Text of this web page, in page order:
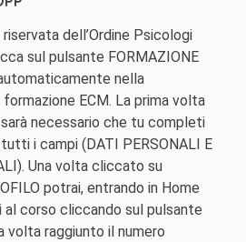
riservata dell’Ordine Psicologi
sul pulsante FORMAZIONE
nella
ECM. La prima volta
necessario che tu completi
i campi (DATI PERSONALI E
Una volta cliccato su
potrai, entrando in Home
al corso cliccando sul pulsante
volta raggiunto il numero